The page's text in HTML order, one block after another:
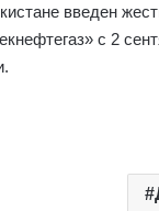
введен
с 2